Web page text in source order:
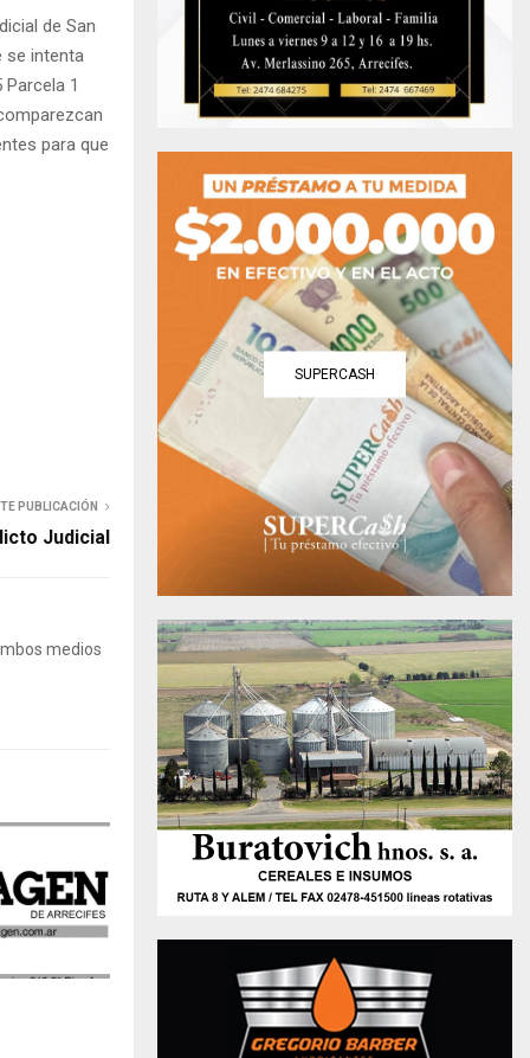
de San
se intenta
1
para que
PUBLICACIÓN
Judicial
medios
SUPERCASH